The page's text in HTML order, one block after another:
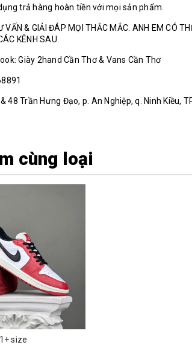
trả hàng hoàn tiền với mọi sản phẩm.
VẤN & GIẢI ĐÁP MỌI THẮC MẮC. ANH EM CÓ
KÊNH SAU.
Giày 2hand Cần Thơ & Vans Cần Thơ
48 Trần Hưng Đạo, p. An Nghiệp, q. Ninh Kiều,
cùng loại
1+ size